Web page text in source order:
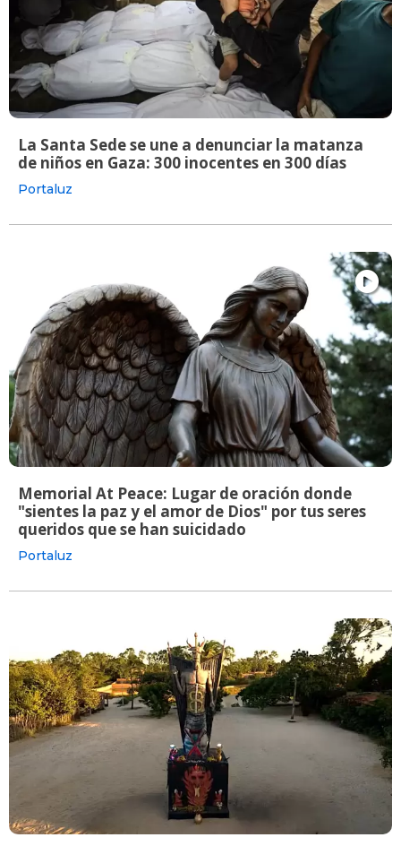
La Santa Sede se une a denunciar la matanza
de niños en Gaza: 300 inocentes en 300 días
Portaluz
Memorial At Peace: Lugar de oración donde
"sientes la paz y el amor de Dios" por tus seres
queridos que se han suicidado
Portaluz